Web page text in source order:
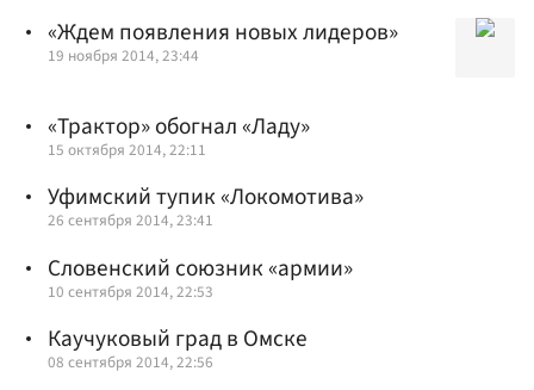
«Ждем появления новых лидеров»
19 ноября 2014, 23:44
«Трактор» обогнал «Ладу»
15 октября 2014, 22:11
Уфимский тупик «Локомотива»
26 сентября 2014, 23:41
Словенский союзник «армии»
10 сентября 2014, 22:53
Каучуковый град в Омске
08 сентября 2014, 22:56